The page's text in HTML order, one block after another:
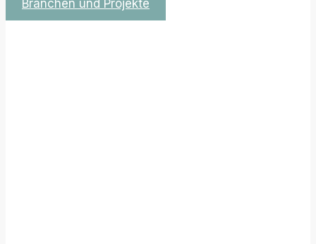
Branchen und Projekte